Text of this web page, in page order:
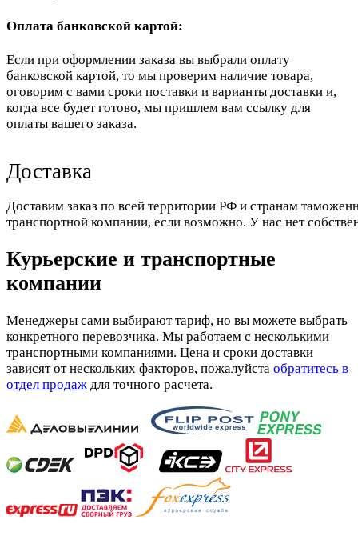
Оплата банковской картой:
Если при оформлении заказа вы выбрали оплату
банковской картой, то мы проверим наличие товара,
оговорим с вами сроки поставки и варианты доставки и,
когда все будет готово, мы пришлем вам ссылку для
оплаты вашего заказа.
Доставка
Доставим заказ по всей территории РФ и странам
транспортной компании, если возможно. У нас нет
Курьерские и транспортные
компании
Менеджеры сами выбирают тариф, но вы можете выбрать
конкретного перевозчика. Мы работаем с несколькими
транспортными компаниями. Цена и сроки доставки
зависят от нескольких факторов, пожалуйста обратитесь в
отдел продаж для точного расчета.